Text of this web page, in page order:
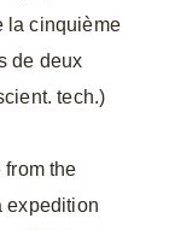
la cinquième
de deux
tech.)
from the
expedition